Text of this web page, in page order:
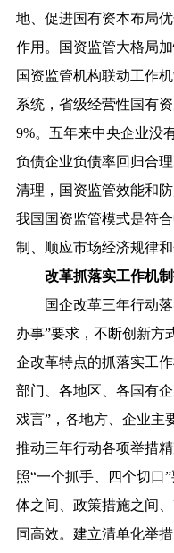
地、促进国有资本布局
作用。国资监管大格局
国资监管机构联动工作
系统，省级经营性国有
9%。五年来中央企业没
负债企业负债率回归合
清理，国资监管效能和
我国国资监管模式是符
制、顺应市场经济规律和
改革抓落实工作机制
国企改革三年行动落
办事”要求，不断创新方
企改革特点的抓落实工
部门、各地区、各国有
戏言”，各地方、企业主
推动三年行动各项举措
照“一个抓手、四个切口
体之间、政策措施之间
同高效。建立清单化举